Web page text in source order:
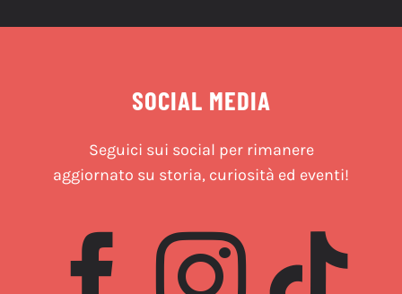
SOCIAL MEDIA
Seguici sui social per rimanere
aggiornato su storia, curiosità ed eventi!